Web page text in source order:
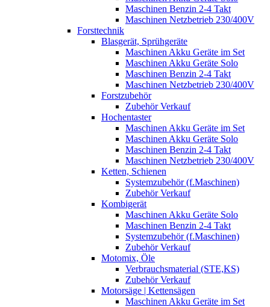
Maschinen Benzin 2-4 Takt
Maschinen Netzbetrieb 230/400V
Forsttechnik
Blasgerät, Sprühgeräte
Maschinen Akku Geräte im Set
Maschinen Akku Geräte Solo
Maschinen Benzin 2-4 Takt
Maschinen Netzbetrieb 230/400V
Forstzubehör
Zubehör Verkauf
Hochentaster
Maschinen Akku Geräte im Set
Maschinen Akku Geräte Solo
Maschinen Benzin 2-4 Takt
Maschinen Netzbetrieb 230/400V
Ketten, Schienen
Systemzubehör (f.Maschinen)
Zubehör Verkauf
Kombigerät
Maschinen Akku Geräte Solo
Maschinen Benzin 2-4 Takt
Systemzubehör (f.Maschinen)
Zubehör Verkauf
Motomix, Öle
Verbrauchsmaterial (STE,KS)
Zubehör Verkauf
Motorsäge | Kettensägen
Maschinen Akku Geräte im Set